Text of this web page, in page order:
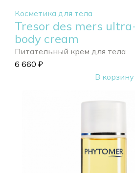
Косметика для тела
Tresor des mers
body cream
Питательный крем для тела
6 660 ₽
В корзину